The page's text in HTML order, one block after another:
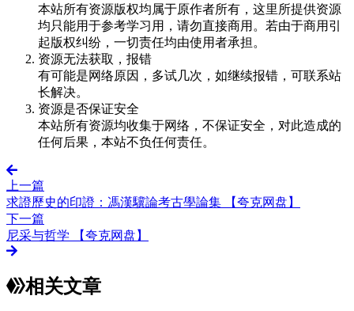
本站所有资源版权均属于原作者所有，这里所提供资源
均只能用于参考学习用，请勿直接商用。若由于商用引
起版权纠纷，一切责任均由使用者承担。
资源无法获取，报错
有可能是网络原因，多试几次，如继续报错，可联系站
长解决。
资源是否保证安全
本站所有资源均收集于网络，不保证安全，对此造成的
任何后果，本站不负任何责任。
上一篇
求證歷史的印證：馮漢驥論考古學論集 【夸克网盘】
下一篇
尼采与哲学 【夸克网盘】
相关文章